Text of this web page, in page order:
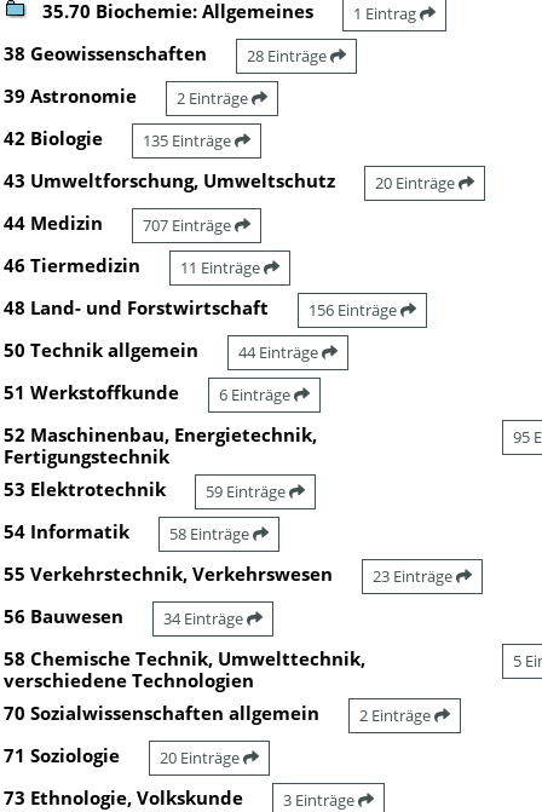
35.70 Biochemie: Allgemeines 1 Eintrag
38 Geowissenschaften 28 Einträge
39 Astronomie 2 Einträge
42 Biologie 135 Einträge
43 Umweltforschung, Umweltschutz 20 Einträge
44 Medizin 707 Einträge
46 Tiermedizin 11 Einträge
48 Land- und Forstwirtschaft 156 Einträge
50 Technik allgemein 44 Einträge
51 Werkstoffkunde 6 Einträge
52 Maschinenbau, Energietechnik,
Fertigungstechnik
95
53 Elektrotechnik 59 Einträge
54 Informatik 58 Einträge
55 Verkehrstechnik, Verkehrswesen 23 Einträge
56 Bauwesen 34 Einträge
58 Chemische Technik, Umwelttechnik,
verschiedene Technologien
5
70 Sozialwissenschaften allgemein 2 Einträge
71 Soziologie 20 Einträge
73 Ethnologie, Volkskunde 3 Einträge